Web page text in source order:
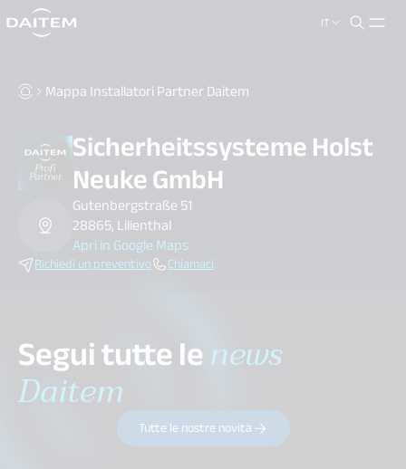
IT
search.label
Mappa Installatori Partner Daitem
Sicherheitssysteme Holst
Neuke GmbH
Gutenbergstraße 51
28865, Lilienthal
Apri in Google Maps
Richiedi un preventivo Chiamaci
Segui tutte lenews
Daitem
Tutte le nostre novità